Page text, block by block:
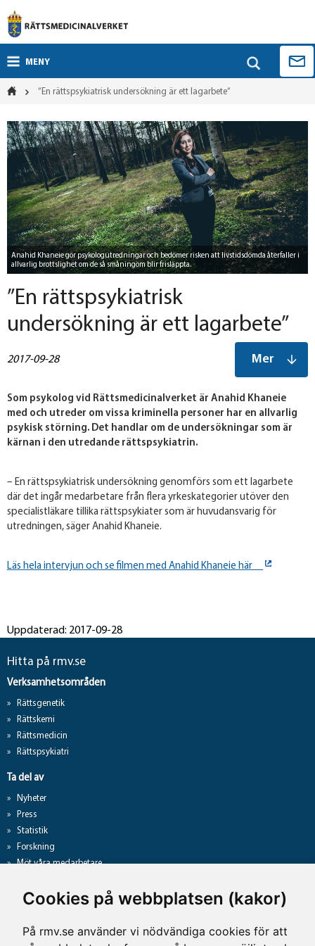
Cookies på webbplatsen (kakor)
På rmv.se använder vi nödvändiga cookies för att
MENY
”En rättspsykiatrisk undersökning är ett lagarbete”
Anahid Khaneie gör psykologutredningar och bedömer risken att livstidsdömda återfaller i
allvarlig brottslighet om de så småningom blir frisläppta.
”En rättspsykiatrisk
undersökning är ett lagarbete”
Mer
2017-09-28
Som psykolog vid Rättsmedicinalverket är Anahid Khaneie
med och utreder om vissa kriminella personer har en allvarlig
psykisk störning. Det handlar om de undersökningar som är
kärnan i den utredande rättspsykiatrin.
– En rättspsykiatrisk undersökning genomförs som ett lagarbete
där det ingår medarbetare från flera yrkeskategorier utöver den
specialistläkare tillika rättspsykiater som är huvudansvarig för
utredningen, säger Anahid Khaneie.
Läs hela intervjun och se filmen med Anahid Khaneie här
Uppdaterad: 2017-09-28
Hitta på rmv.se
Verksamhetsområden
Rättsgenetik
Rättskemi
Rättsmedicin
Rättspsykiatri
Ta del av
Nyheter
Press
Statistik
Forskning
Möt våra medarbetare
Gå direkt till
Hantering av personuppgifter
Lediga jobb